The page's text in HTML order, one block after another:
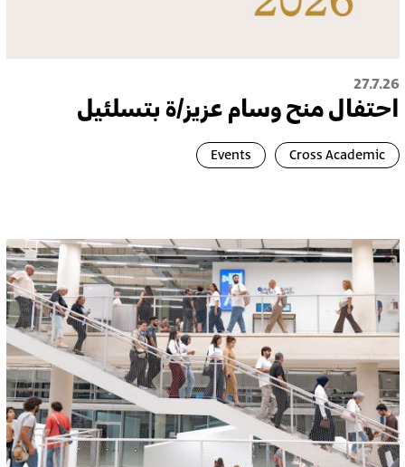
27.7.26
احتفال منح وسام عزيز/ة بتسلئيل
Cross Academic
Events